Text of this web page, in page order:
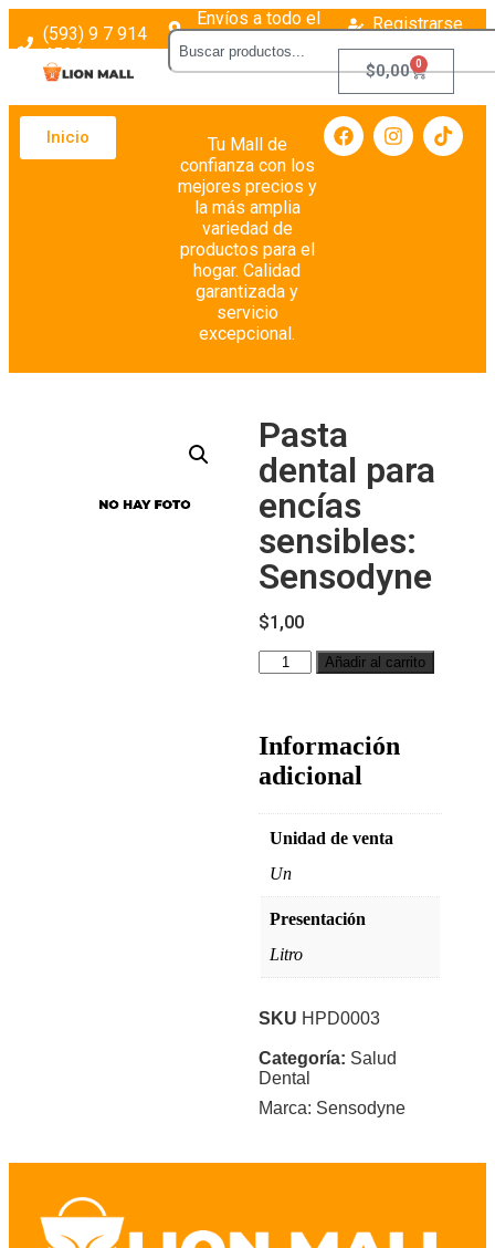
(593) 9 7 914
4526
Envíos a todo el
Registrarse
Login
$0,00 0
Inicio
Tu Mall de
confianza con los
mejores precios y
la más amplia
variedad de
productos para el
hogar. Calidad
garantizada y
servicio
excepcional.
Pasta
dental para
encías
sensibles:
Sensodyne
$1,00
Añadir al carrito
Información
adicional
Unidad de venta
Un
Presentación
Litro
SKU HPD0003
Categoría: Salud
Dental
Marca: Sensodyne